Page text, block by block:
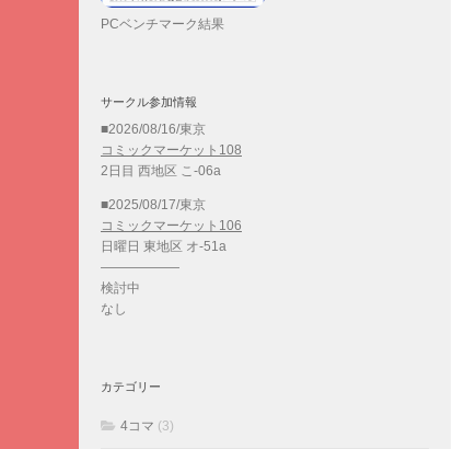
PCベンチマーク結果
サークル参加情報
■2026/08/16/東京
コミックマーケット108
2日目 西地区 こ-06a
■2025/08/17/東京
コミックマーケット106
日曜日 東地区 オ-51a
——————
検討中
なし
カテゴリー
4コマ (3)